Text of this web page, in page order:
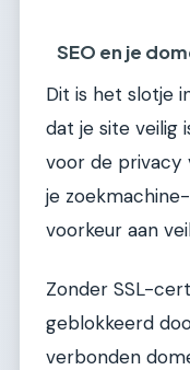
SEO en je
Dit is het slotje
dat je site veilig
voor de privacy
je
voorkeur aan
Zonder SSL-
geblokkeerd
verbonden